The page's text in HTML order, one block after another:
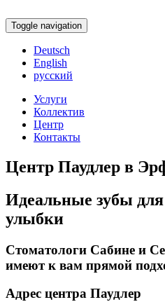
Toggle navigation
Deutsch
English
русский
Услуги
Коллектив
Центр
Контакты
Центр Паудлер в
Идеальные зубы
улыбки
Стоматологи Сабине и
имеют к вам прямой
Адрес центра Паудлер